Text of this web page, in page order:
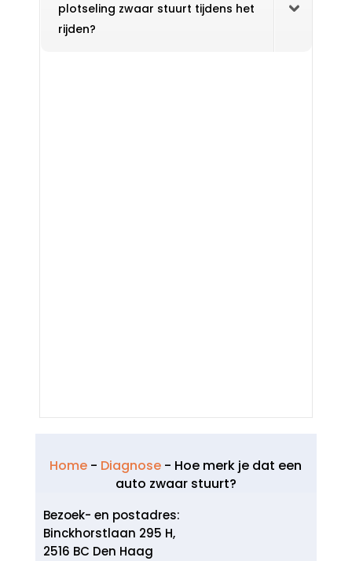
plotseling zwaar stuurt tijdens het
rijden?
Home - Diagnose - Hoe merk je dat een
auto zwaar stuurt?
Bezoek- en postadres:
Binckhorstlaan 295 H,
2516 BC Den Haag